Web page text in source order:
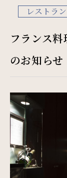
レストラ
会議・ご宴会
ウエディン
レストラ
フランス
のお知らせ